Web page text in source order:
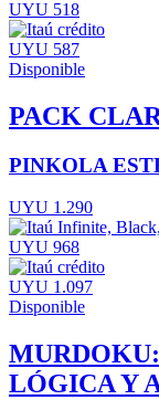
UYU 518
UYU 587
Disponible
PACK
PINKOLA
UYU 1.290
UYU 968
UYU 1.097
Disponible
LÓGICA Y